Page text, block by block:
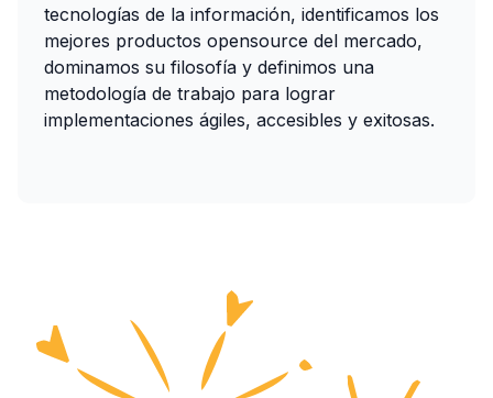
tecnologías de la información, identificamos los
mejores productos opensource del mercado,
dominamos su filosofía y definimos una
metodología de trabajo para lograr
implementaciones ágiles, accesibles y exitosas.